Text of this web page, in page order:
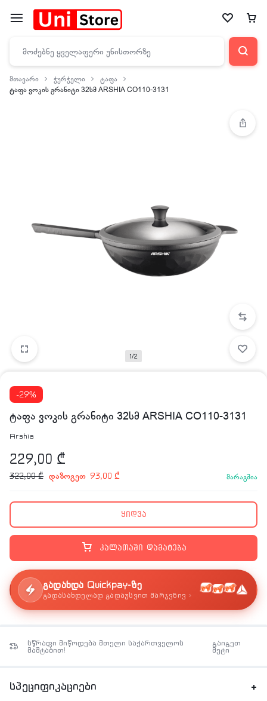
მთავარი ჭურჭელი
ტაფა
ტაფა ვოკის გრანიტი 32სმ ARSHIA CO110-3131
1/2
-29%
ტაფა ვოკის გრანიტი 32სმ ARSHIA CO110-3131
Arshia
229,00 ₾
322,00₾ დაზოგეთ 93,00 ₾ მარაგშია
კალათაში დამატება
ყიდვა
გადახდა Quickpay-ზე
გადასახდელად გადაუსვით მარჯვნივ ›
სწრაფი მიწოდება მთელი საქართველოს
მაშტაბით!
გაიგეთ
მეტი
სპეციფიკაციები